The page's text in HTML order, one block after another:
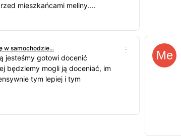
mieszkańcami meliny....
w samochodzie...
jesteśmy gotowi docenić
będziemy mogli ją doceniać, im
tym lepiej i tym